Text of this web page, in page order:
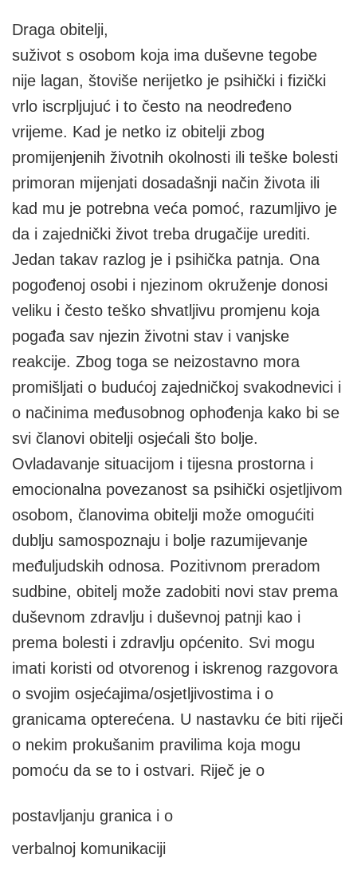
Draga obitelji,
suživot s osobom koja ima duševne tegobe
nije lagan, štoviše nerijetko je psihički i fizički
vrlo iscrpljujuć i to često na neodređeno
vrijeme. Kad je netko iz obitelji zbog
promijenjenih životnih okolnosti ili teške bolesti
primoran mijenjati dosadašnji način života ili
kad mu je potrebna veća pomoć, razumljivo je
da i zajednički život treba drugačije urediti.
Jedan takav razlog je i psihička patnja. Ona
pogođenoj osobi i njezinom okruženje donosi
veliku i često teško shvatljivu promjenu koja
pogađa sav njezin životni stav i vanjske
reakcije. Zbog toga se neizostavno mora
promišljati o budućoj zajedničkoj svakodnevici i
o načinima međusobnog ophođenja kako bi se
svi članovi obitelji osjećali što bolje.
Ovladavanje situacijom i tijesna prostorna i
emocionalna povezanost sa psihički osjetljivom
osobom, članovima obitelji može omogućiti
dublju samospoznaju i bolje razumijevanje
međuljudskih odnosa. Pozitivnom preradom
sudbine, obitelj može zadobiti novi stav prema
duševnom zdravlju i duševnoj patnji kao i
prema bolesti i zdravlju općenito. Svi mogu
imati koristi od otvorenog i iskrenog razgovora
o svojim osjećajima/osjetljivostima i o
granicama opterećena. U nastavku će biti riječi
o nekim prokušanim pravilima koja mogu
pomoću da se to i ostvari. Riječ je o
postavljanju granica i o
verbalnoj komunikaciji